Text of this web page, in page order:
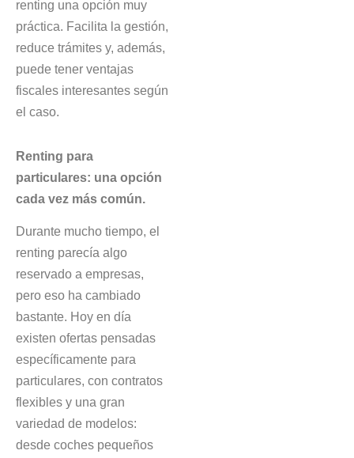
renting una opción muy
práctica. Facilita la gestión,
reduce trámites y, además,
puede tener ventajas
fiscales interesantes según
el caso.
Renting para
particulares: una opción
cada vez más común.
Durante mucho tiempo, el
renting parecía algo
reservado a empresas,
pero eso ha cambiado
bastante. Hoy en día
existen ofertas pensadas
específicamente para
particulares, con contratos
flexibles y una gran
variedad de modelos:
desde coches pequeños